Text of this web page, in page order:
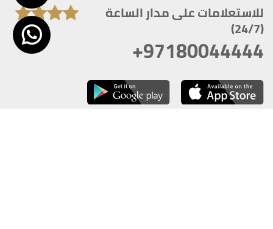
للاستعلامات على مدار الساعة
(24/7)
+97180044444